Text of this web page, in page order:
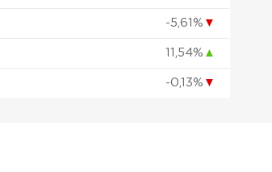
-5,61% ▼
11,54% ▲
-0,13% ▼